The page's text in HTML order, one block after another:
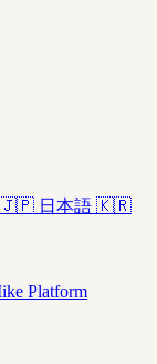
🇯🇵 日本語 🇰🇷
Platform